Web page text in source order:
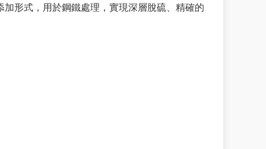
形式，用於鋼鐵處理，實現深層脫硫、精確的